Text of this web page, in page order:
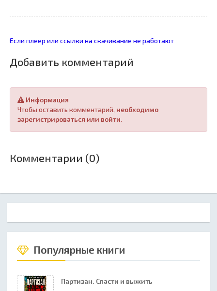
Если плеер или ссылки на скачивание не работают
Добавить комментарий
Информация
Чтобы оставить комментарий, необходимо
зарегистрироваться или войти.
Комментарии (0)
Популярные книги
Партизан. Спасти и выжить